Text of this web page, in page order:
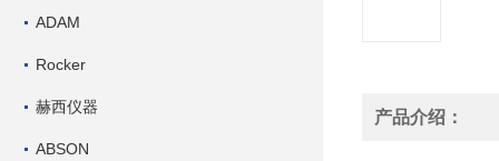
ADAM
Rocker
赫西仪器
ABSON
产品介绍：